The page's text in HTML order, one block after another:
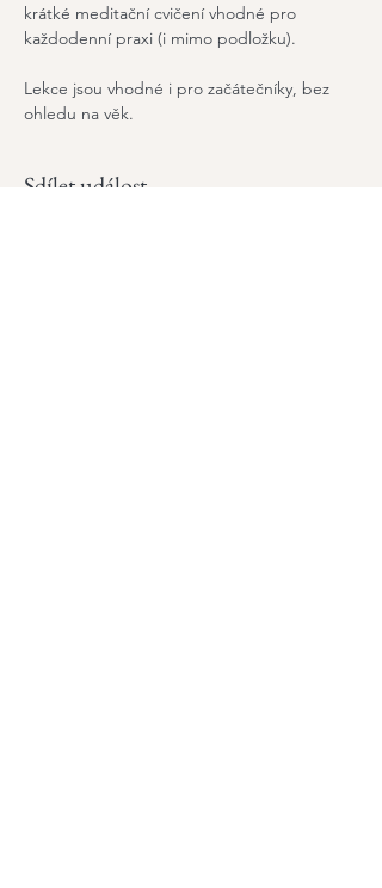
krátké meditační cvičení vhodné pro
každodenní praxi (i mimo podložku).
Lekce jsou vhodné i pro začátečníky, bez
ohledu na věk.
Sdílet událost